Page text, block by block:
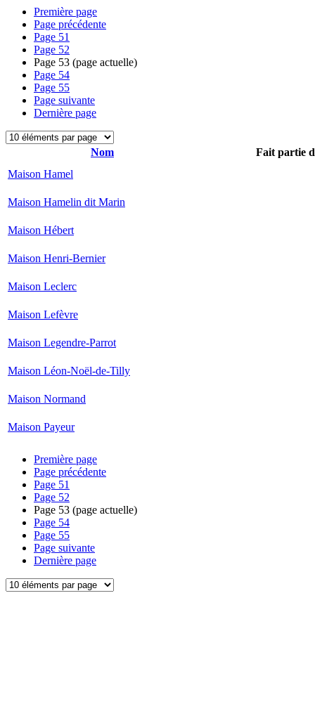
Première page
Page précédente
Page 51
Page 52
Page 53 (page actuelle)
Page 54
Page 55
Page suivante
Dernière page
Nom
Fait partie
Maison Hamel
Maison Hamelin dit Marin
Maison Hébert
Maison Henri-Bernier
Maison Leclerc
Maison Lefèvre
Maison Legendre-Parrot
Maison Léon-Noël-de-Tilly
Maison Normand
Maison Payeur
Première page
Page précédente
Page 51
Page 52
Page 53 (page actuelle)
Page 54
Page 55
Page suivante
Dernière page